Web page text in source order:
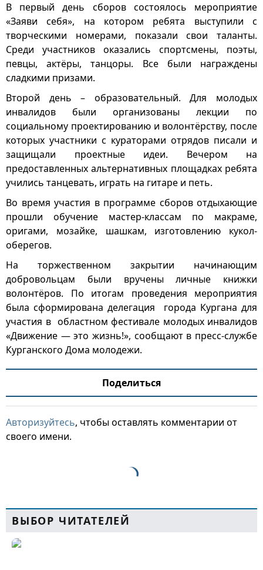
В первый день сборов состоялось мероприятие
«Заяви себя», на котором ребята выступили с
творческими номерами, показали свои таланты.
Среди участников оказались спортсмены, поэты,
певцы, актёры, танцоры. Все были награждены
сладкими призами.
Второй день – образовательный. Для молодых
инвалидов были организованы лекции по
социальному проектированию и волонтёрству, после
которых участники с кураторами отрядов писали и
защищали проектные идеи. Вечером на
предоставленных альтернативных площадках ребята
учились танцевать, играть на гитаре и петь.
Во время участия в программе сборов отдыхающие
прошли обучение мастер-классам по макраме,
оригами, мозайке, шашкам, изготовлению кукол-
оберегов.
На торжественном закрытии начинающим
добровольцам были вручены личные книжки
волонтёров. По итогам проведения мероприятия
была сформирована делегация города Кургана для
участия в областном фестивале молодых инвалидов
«Движение — это жизнь!», сообщают в пресс-службе
Курганского Дома молодежи.
Поделиться
Авторизуйтесь, чтобы оставлять комментарии от
своего имени.
ВЫБОР ЧИТАТЕЛЕЙ